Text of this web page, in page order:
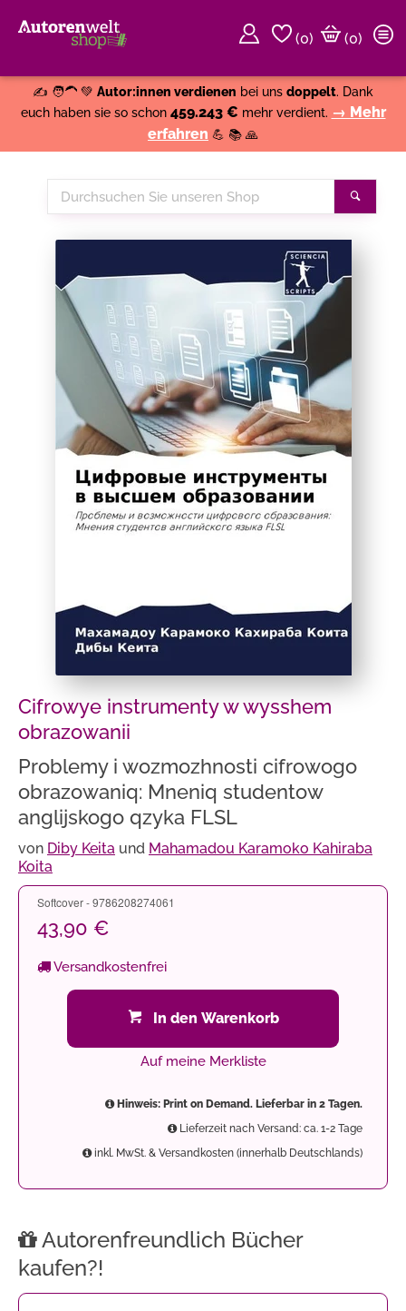
(0)
(0)
✍️ 🧑‍🦱 💚 Autor:innen verdienen bei uns doppelt. Dank
euch haben sie so schon 459.243 € mehr verdient. → Mehr
erfahren 💪 📚 🙏
Durchsuchen
Sie
Cifrowye instrumenty w wysshem
obrazowanii
Problemy i wozmozhnosti cifrowogo
obrazowaniq: Mneniq studentow
anglijskogo qzyka FLSL
von Diby Keita und Mahamadou Karamoko Kahiraba
Koita
Softcover - 9786208274061
43,90 €
Versandkostenfrei
In den Warenkorb
Auf meine Merkliste
Hinweis: Print on Demand. Lieferbar in 2 Tagen.
Lieferzeit nach Versand: ca. 1-2 Tage
inkl. MwSt. & Versandkosten (innerhalb Deutschlands)
Autorenfreundlich Bücher
kaufen?!